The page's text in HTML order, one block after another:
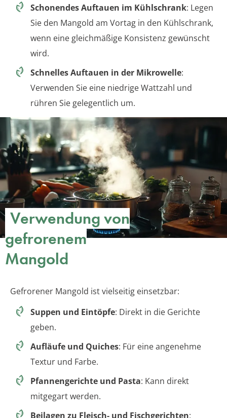
Schonendes Auftauen im Kühlschrank: Legen
Sie den Mangold am Vortag in den Kühlschrank,
wenn eine gleichmäßige Konsistenz gewünscht
wird.
Schnelles Auftauen in der Mikrowelle:
Verwenden Sie eine niedrige Wattzahl und
rühren Sie gelegentlich um.
Verwendung von
gefrorenem
Mangold
Gefrorener Mangold ist vielseitig einsetzbar:
Suppen und Eintöpfe: Direkt in die Gerichte
geben.
Aufläufe und Quiches: Für eine angenehme
Textur und Farbe.
Pfannengerichte und Pasta: Kann direkt
mitgegart werden.
Beilagen zu Fleisch- und Fischgerichten: